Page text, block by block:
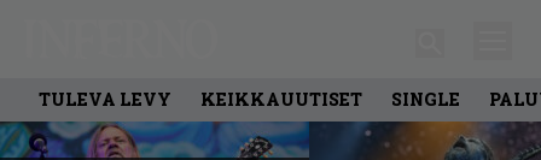
TULEVA LEVY KEIKKAUUTISET SINGLE